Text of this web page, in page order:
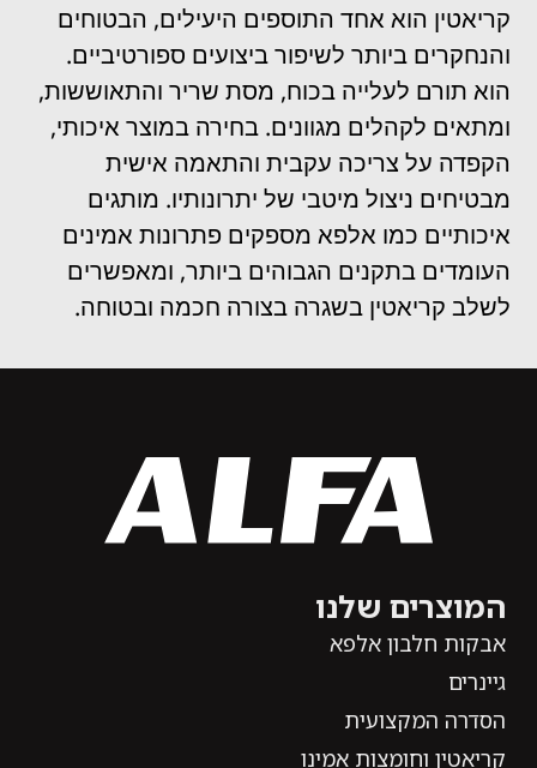
קריאטין הוא אחד התוספים היעילים, הבטוחים
והנחקרים ביותר לשיפור ביצועים ספורטיביים.
הוא תורם לעלייה בכוח, מסת שריר והתאוששות,
ומתאים לקהלים מגוונים. בחירה במוצר איכותי,
הקפדה על צריכה עקבית והתאמה אישית
מבטיחים ניצול מיטבי של יתרונותיו. מותגים
איכותיים כמו אלפא מספקים פתרונות אמינים
העומדים בתקנים הגבוהים ביותר, ומאפשרים
לשלב קריאטין בשגרה בצורה חכמה ובטוחה.
המוצרים שלנו
אבקות חלבון אלפא
גיינרים
הסדרה המקצועית
קריאטין וחומצות אמינו